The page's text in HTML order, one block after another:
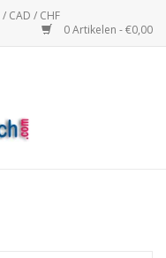
/ CAD / CHF
0 Artikelen - €0,00